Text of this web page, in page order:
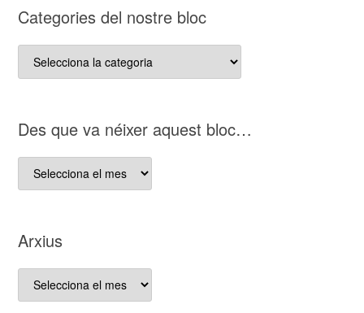
Categories del nostre bloc
Categories
del
D es que va néixer aquest bloc…
D es
que
aquest
bloc…
Arxius
Arxius